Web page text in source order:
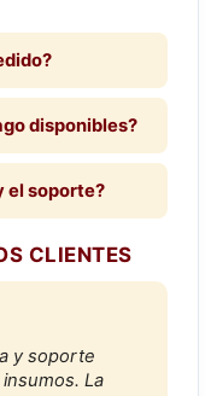
disponibles?
el soporte?
CLIENTES
y soporte
La